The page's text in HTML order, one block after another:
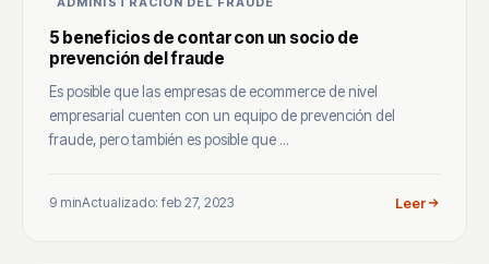
5 beneficios de contar con un socio de
prevención del fraude
Es posible que las empresas de ecommerce de nivel
empresarial cuenten con un equipo de prevención del
fraude, pero también es posible que ...
9 minActualizado: feb 27, 2023 Leer